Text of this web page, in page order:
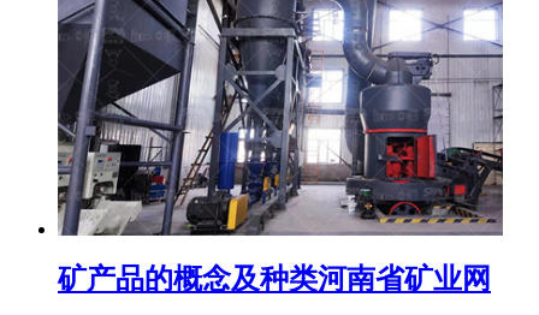
矿产品的概念及种类河南省矿业网